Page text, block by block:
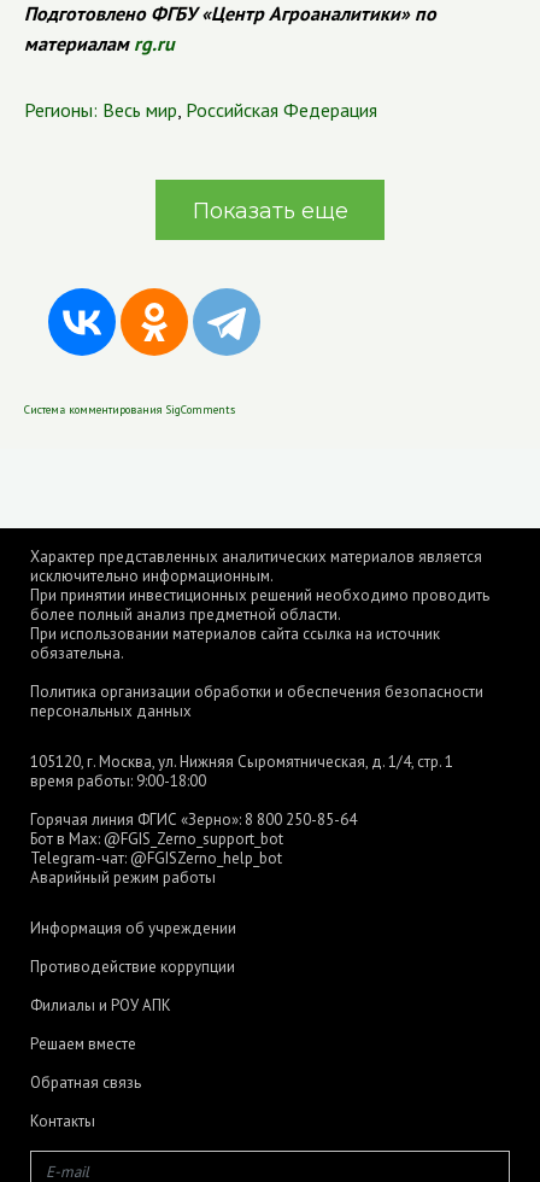
Подготовлено ФГБУ «Центр Агроаналитики» по
материалам rg.ru
Регионы: Весь мир, Российская Федерация
Показать еще
Система комментирования SigComments
Характер представленных аналитических материалов является
исключительно информационным.
При принятии инвестиционных решений необходимо проводить
более полный анализ предметной области.
При использовании материалов сайта ссылка на источник
обязательна.
Политика организации обработки и обеспечения безопасности
персональных данных
105120, г. Москва, ул. Нижняя Сыромятническая, д. 1/4, стр. 1
время работы: 9:00-18:00
Горячая линия ФГИС «Зерно»: 8 800 250-85-64
Бот в Max: @FGIS_Zerno_support_bot
Telegram-чат: @FGISZerno_help_bot
Аварийный режим работы
Информация об учреждении
Противодействие коррупции
Филиалы и РОУ АПК
Решаем вместе
Обратная связь
Контакты